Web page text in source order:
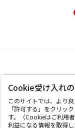
お問い合わせ
Cookie受け入れ
このサイトでは、より
「許可する」をクリッ
す。（Cookieはご利用
利益になる情報を取得